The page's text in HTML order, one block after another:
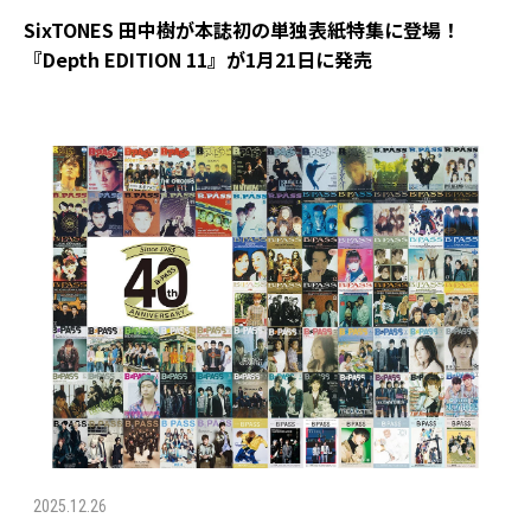
SixTONES 田中樹が本誌初の単独表紙特集に登場！
『Depth EDITION 11』が1月21日に発売
2025.12.26